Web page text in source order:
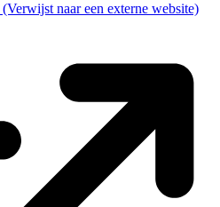
(Verwijst naar een externe website)